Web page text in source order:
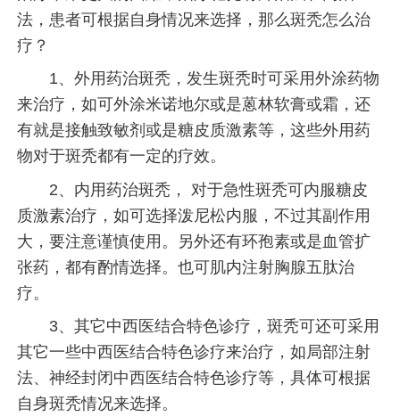
法，患者可根据自身情况来选择，那么斑秃怎么治
疗？
1、外用药治斑秃，发生斑秃时可采用外涂药物
来治疗，如可外涂米诺地尔或是蒽林软膏或霜，还
有就是接触致敏剂或是糖皮质激素等，这些外用药
物对于斑秃都有一定的疗效。
2、内用药治斑秃， 对于急性斑秃可内服糖皮
质激素治疗，如可选择泼尼松内服，不过其副作用
大，要注意谨慎使用。另外还有环孢素或是血管扩
张药，都有酌情选择。也可肌内注射胸腺五肽治
疗。
3、其它中西医结合特色诊疗，斑秃可还可采用
其它一些中西医结合特色诊疗来治疗，如局部注射
法、神经封闭中西医结合特色诊疗等，具体可根据
自身斑秃情况来选择。